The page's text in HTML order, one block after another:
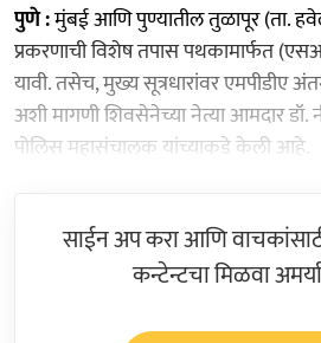
पुणे :मुंबई आणि पुण्यातील तुळापूर (ता.
प्रकरणाची विशेष तपास पथकामार्फत
यावी. तसेच, मुख्य सूत्रधारांवर एमपीडीए
अशी मागणी शिवसेनेच्या नेत्या आमदार डॉ.
पोलिस महासंचालक यांच्याकडे केली आहे.
साईन अप करा आणि
कन्टेन्टचा मिळवा